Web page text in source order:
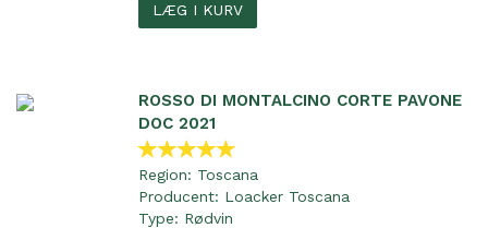
LÆG I KURV
ROSSO DI MONTALCINO CORTE PAVONE
DOC 2021
Region: Toscana
Producent: Loacker Toscana
Type: Rødvin